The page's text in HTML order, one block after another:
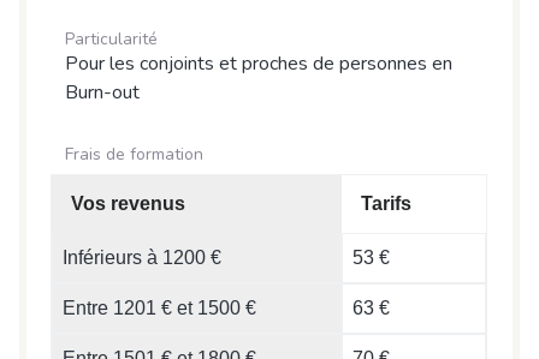
Particularité
Pour les conjoints et proches de personnes en
Burn-out
Frais de formation
Vos revenus Tarifs
Inférieurs à 1200 € 53 €
Entre 1201 € et 1500 € 63 €